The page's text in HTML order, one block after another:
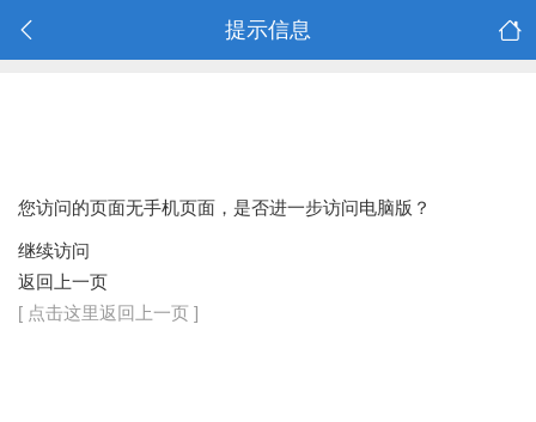
提示信息
您访问的页面无手机页面，是否进一步访问电脑版？
继续访问
返回上一页
[ 点击这里返回上一页 ]